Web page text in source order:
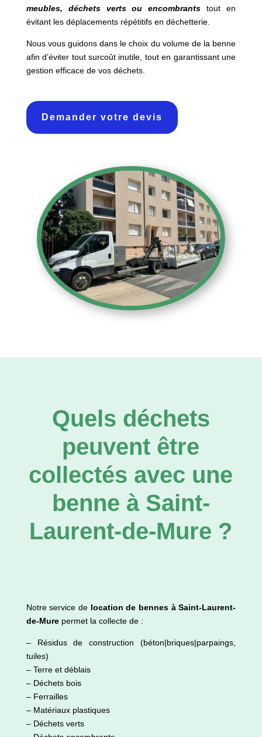
meubles, déchets verts ou encombrants tout en
évitant les déplacements répétitifs en déchetterie.
Nous vous guidons dans le choix du volume de la benne
afin d’éviter tout surcoût inutile, tout en garantissant une
gestion efficace de vos déchets.
Demander votre devis
Quels déchets
peuvent être
collectés avec une
benne à Saint-
Laurent-de-Mure ?
Notre service de location de bennes à Saint-Laurent-
de-Murepermet la collecte de :
– Résidus de construction (béton|briques|parpaings,
tuiles)
– Terre et déblais
– Déchets bois
– Ferrailles
– Matériaux plastiques
– Déchets verts